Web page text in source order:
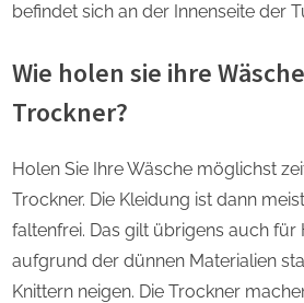
befindet sich an der Innenseite der
Wie holen sie ihre
Trockner?
Holen Sie Ihre Wäsche möglichst
Trockner. Die Kleidung ist dann
faltenfrei. Das gilt übrigens auch für
aufgrund der dünnen Materialien
Knittern neigen. Die Trockner